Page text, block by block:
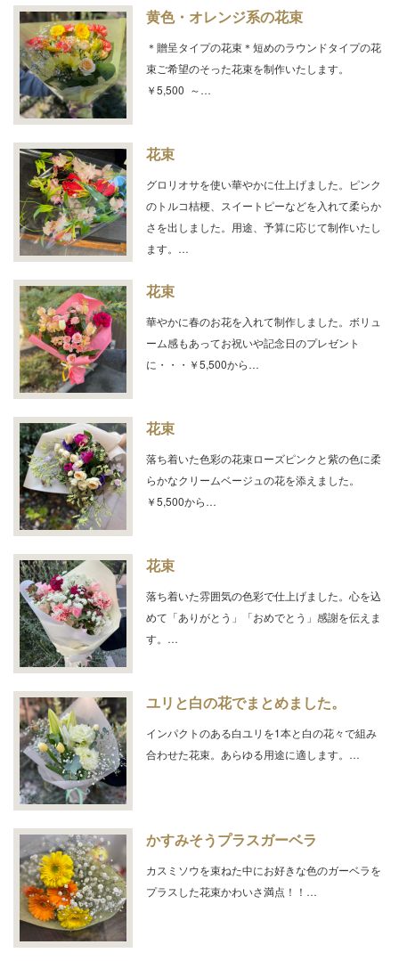
黄色・オレンジ系の花束
＊贈呈タイプの花束＊短めのラウンドタイプの花
束ご希望のそった花束を制作いたします。
￥5,500 ～…
花束
グロリオサを使い華やかに仕上げました。ピンク
のトルコ桔梗、スイートピーなどを入れて柔らか
さを出しました。用途、予算に応じて制作いたし
ます。…
花束
華やかに春のお花を入れて制作しました。ボリュ
ーム感もあってお祝いや記念日のプレゼント
に・・・￥5,500から…
花束
落ち着いた色彩の花束ローズピンクと紫の色に柔
らかなクリームベージュの花を添えました。
￥5,500から…
花束
落ち着いた雰囲気の色彩で仕上げました。心を込
めて「ありがとう」「おめでとう」感謝を伝えま
す。…
ユリと白の花でまとめました。
インパクトのある白ユリを1本と白の花々で組み
合わせた花束。あらゆる用途に適します。…
かすみそうプラスガーベラ
カスミソウを束ねた中にお好きな色のガーベラを
プラスした花束かわいさ満点！！…